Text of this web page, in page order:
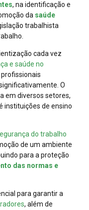
, na identificação e
da saúde
trabalhista
cada vez
e saúde no
O
em diversos setores,
instituições de ensino
do trabalho
de um ambiente
para a proteção
das normas e
para garantir a
, além de